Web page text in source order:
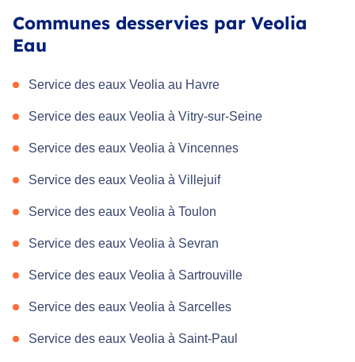
Communes desservies par Veolia
Eau
Service des eaux Veolia au Havre
Service des eaux Veolia à Vitry-sur-Seine
Service des eaux Veolia à Vincennes
Service des eaux Veolia à Villejuif
Service des eaux Veolia à Toulon
Service des eaux Veolia à Sevran
Service des eaux Veolia à Sartrouville
Service des eaux Veolia à Sarcelles
Service des eaux Veolia à Saint-Paul